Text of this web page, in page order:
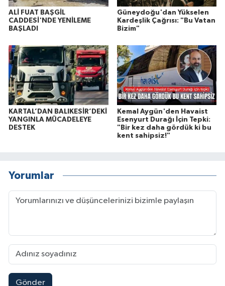
ALİ FUAT BAŞGİL
CADDESİ'NDE YENİLEME
BAŞLADI
Güneydoğu'dan Yükselen
Kardeşlik Çağrısı: "Bu Vatan
Bizim"
KARTAL’DAN BALIKESİR’DEKİ
YANGINLA MÜCADELEYE
DESTEK
Kemal Aygün'den Havaist
Esenyurt Durağı İçin Tepki:
"Bir kez daha gördük ki bu
kent sahipsiz!"
Yorumlar
Gönder